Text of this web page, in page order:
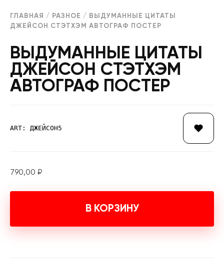
ГЛАВНАЯ / РАЗНОЕ / ВЫДУМАННЫЕ ЦИТАТЫ
ДЖЕЙСОН СТЭТХЭМ АВТОГРАФ ПОСТЕР
ВЫДУМАННЫЕ ЦИТАТЫ
ДЖЕЙСОН СТЭТХЭМ
АВТОГРАФ ПОСТЕР
ART: ДЖЕЙСОН5
790,00 ₽
В КОРЗИНУ